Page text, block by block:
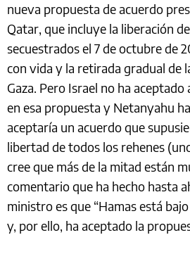
nueva propuesta de acuerdo
Qatar, que incluye la liberación
secuestrados el 7 de octubre de
con vida y la retirada gradual de
Gaza. Pero Israel no ha
en esa propuesta y Netanyahu
aceptaría un acuerdo que
libertad de todos los rehenes
cree que más de la mitad están
comentario que ha hecho hasta
ministro es que “Hamas está
y, por ello, ha aceptado la